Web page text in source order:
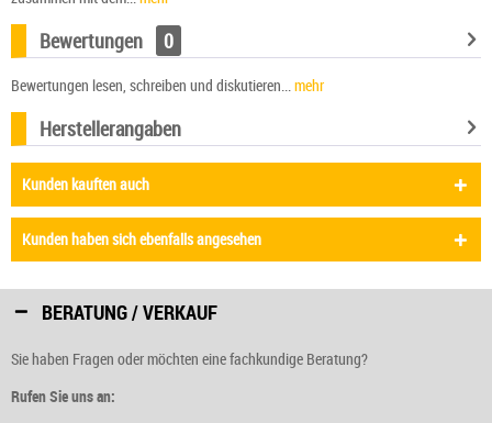
Bewertungen 0
Bewertungen lesen, schreiben und diskutieren... mehr
Herstellerangaben
Kunden kauften auch
Kunden haben sich ebenfalls angesehen
BERATUNG / VERKAUF
Sie haben Fragen oder möchten eine fachkundige Beratung?
Rufen Sie uns an: